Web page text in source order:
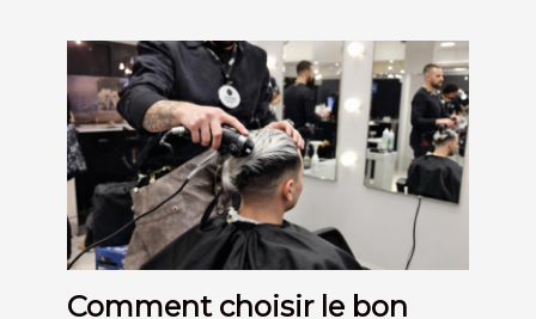
Comment choisir le bon